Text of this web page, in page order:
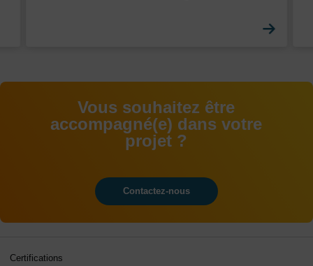
Vous souhaitez être
accompagné(e) dans votre
projet ?
Contactez-nous
Certifications